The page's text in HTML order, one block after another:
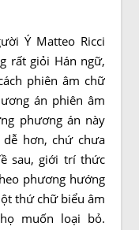
Ý Matteo Ricci
rất giỏi Hán ngữ,
phiên âm chữ
án phiên âm
phương án này
hơn, chứ chưa
sau, giới trí thức
phương hướng
thứ chữ biểu âm
muốn loại bỏ.